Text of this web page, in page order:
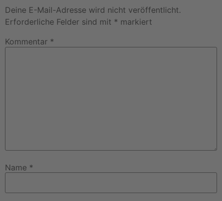
Deine E-Mail-Adresse wird nicht veröffentlicht.
Erforderliche Felder sind mit * markiert
Kommentar *
Name *